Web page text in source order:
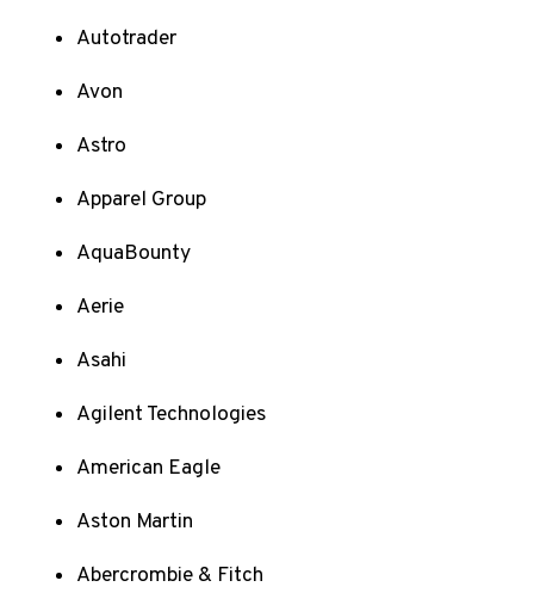
Autotrader
Avon
Astro
Apparel Group
AquaBounty
Aerie
Asahi
Agilent Technologies
American Eagle
Aston Martin
Abercrombie & Fitch